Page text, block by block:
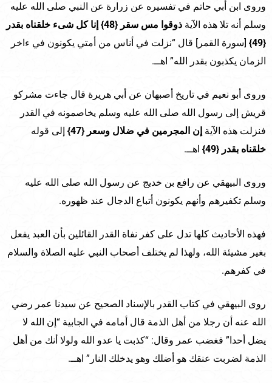
وروى ابن أبي حاتم في تفسيره عن زرارة عن النبي صلى الله عليه
وسلم أنه تلا هذه الآية
ذوقوا مس سقر {48} إنا كل شىء خلقناه بقدر
{49}
[سورة القمر] قال “نزلت في أناس من أمتي يكونون في ءاخر
الزمان يكذبون بقدر الله” اهــ.
وروى أبو نعيم في تاريخ أصبهان عن أبي هريرة قال جاءت مشركو
قريش إلى رسول الله صلى الله عليه وسلم يخاصمونه في القدر
فنزلت هذه الآية إن المجرمين في ضلال وسعر {47}
إلى قوله
خلقناه بقدر {49}
اهــ.
وروى البيهقي عن رافع بن خديج عن رسول الله صلى الله عليه
وسلم تكفيرهم وأنهم يكونون أتباع الدجال عند ظهوره.
فهذه الأحاديث كلها تدل على كفر نفاة القدر القائلين بأن العبد يفعل
بغير مشيئة الله، ولهذا لم يختلف أصحاب النبي عليه الصلاة والسلام
في كفرهم.
روى البيهقي في كتاب القدر بالإسناد الصحيح عن سيدنا عمر رضي
الله عنه أن رجلا من أهل الذمة قال أمامه في الجابية “إن الله لا
يضل أحدا” فغضب عمر وقال: “كذبت يا عدو الله ولولا أنك من أهل
الذمة لضربت عنقك هو أضلك وهو يدخلك النار” اهــ.